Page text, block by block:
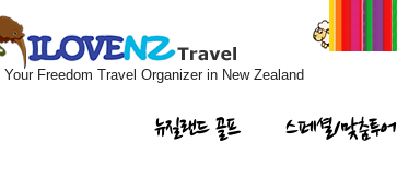
Your Freedom Travel Organizer in New Zealand
뉴질랜드 골프 스페셜/맞춤투어